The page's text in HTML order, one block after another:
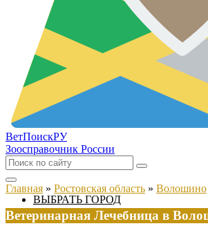
ВетПоискРУ
Зоосправочник России
ВЫБРАТЬ ГОРОД
Главная » Ростовская область » Волошино
Ветеринарная Лечебница в